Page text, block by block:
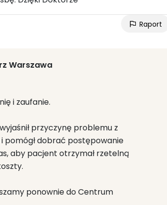
Raport
Warszawa
i zaufanie.
przyczynę problemu z
pomógł dobrać postępowanie
aby pacjent otrzymał rzetelną
ponownie do Centrum